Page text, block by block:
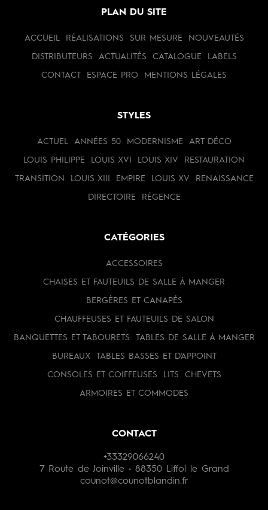
PLAN DU SITE
ACCUEIL RÉALISATIONS SUR MESURE NOUVEAUTÉS
DISTRIBUTEURS ACTUALITÉS CATALOGUE LABELS
CONTACT ESPACE PRO MENTIONS LÉGALES
STYLES
ACTUEL ANNÉES 50 MODERNISME ART DÉCO
LOUIS PHILIPPE LOUIS XVI LOUIS XIV RESTAURATION
TRANSITION LOUIS XIII EMPIRE LOUIS XV RENAISSANCE
DIRECTOIRE RÉGENCE
CATÉGORIES
ACCESSOIRES
CHAISES ET FAUTEUILS DE SALLE À MANGER
BERGÈRES ET CANAPÉS
CHAUFFEUSES ET FAUTEUILS DE SALON
BANQUETTES ET TABOURETS TABLES DE SALLE À MANGER
BUREAUX TABLES BASSES ET D'APPOINT
CONSOLES ET COIFFEUSES LITS CHEVETS
ARMOIRES ET COMMODES
CONTACT
+33329066240
7 Route de Joinville • 88350 Liffol le Grand
counot@counotblandin.fr